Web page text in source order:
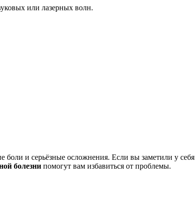
или лазерных волн.
боли и серьёзные осложнения. Если вы заметили у себя
болезни помогут вам избавиться от проблемы.